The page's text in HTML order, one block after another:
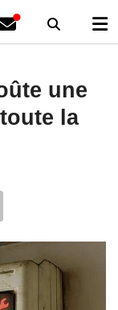
une
la